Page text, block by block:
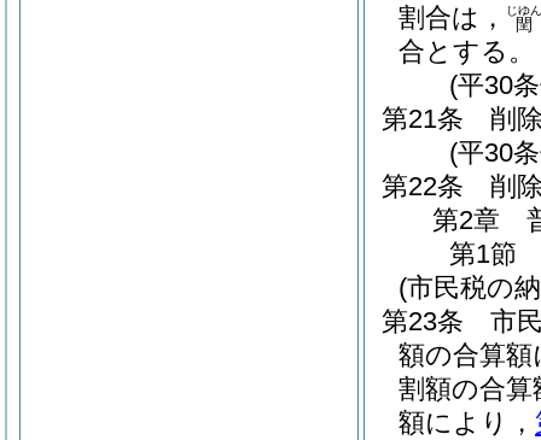
割合は，
閏
じゆん
合とする。
(平30
第21条
削
(平30
第22条
削
第2章
第1節
(市民税の
第23条
市
額の合算
割額の合
額により，